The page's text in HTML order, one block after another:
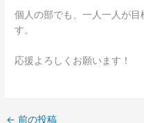
個人の部でも、一人一人が
す。
応援よろしくお願います！
← 前の投稿